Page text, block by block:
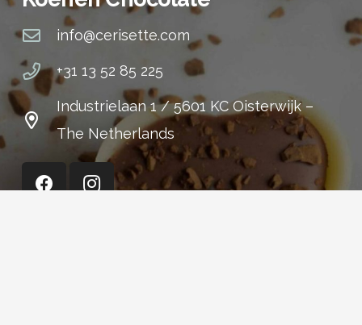
info@cerisette.com
+31 13 52 85 225
Industrielaan 1 / 5601 KC Oisterwijk –
The Netherlands